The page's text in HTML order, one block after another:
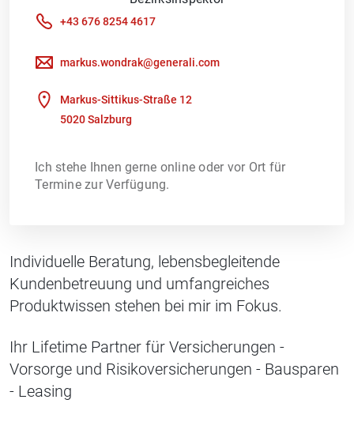
+43 676 8254 4617
markus.wondrak@generali.com
Markus-Sittikus-Straße 12
5020 Salzburg
Ich stehe Ihnen gerne online oder vor Ort für
Termine zur Verfügung.
Individuelle Beratung, lebensbegleitende
Kundenbetreuung und umfangreiches
Produktwissen stehen bei mir im Fokus.
Ihr Lifetime Partner für Versicherungen -
Vorsorge und Risikoversicherungen - Bausparen
- Leasing